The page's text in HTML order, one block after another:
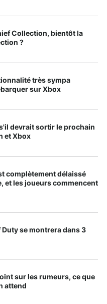
Collection, bientôt la
?
très sympa
sur Xbox
devrait sortir le prochain
et Xbox
complètement délaissé
et les joueurs commencent
Duty se montrera dans 3
sur les rumeurs, ce que
attend